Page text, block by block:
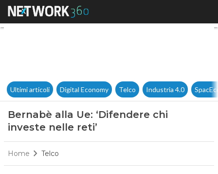
Bernabè alla Ue: ‘Difendere
Ultimi articoli Digital Economy Telco Industria 4.0
Bernabè alla Ue: ‘Difendere chi
investe nelle reti’
Home Telco